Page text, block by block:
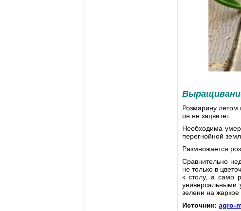
Розмарину летом
он не зацветет.
Необходима
перегнойной
Размножается
Сравнительно
не только в
к столу, а само
универсальными
зелени на жаркое
Источник: agro-